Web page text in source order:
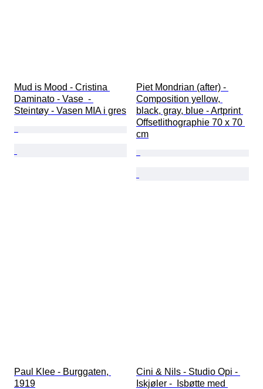
Mud is Mood - Cristina
Daminato - Vase  -
Steintøy - Vasen MIA i gres
Piet Mondrian (after) -
Composition yellow,
black, gray, blue - Artprint
Offsetlithographie 70 x 70
cm
Paul Klee - Burggaten,
1919
Cini & Nils - Studio Opi -
Iskjøler -  Isbøtte med